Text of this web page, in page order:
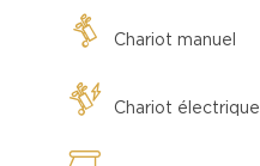
Chariot manuel
Chariot électrique